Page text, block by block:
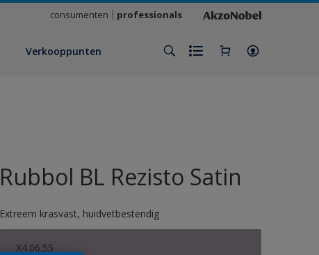
consumenten professionals
Verkooppunten
Rubbol BL Rezisto Satin
Extreem krasvast, huidvetbestendig
X4.06.55